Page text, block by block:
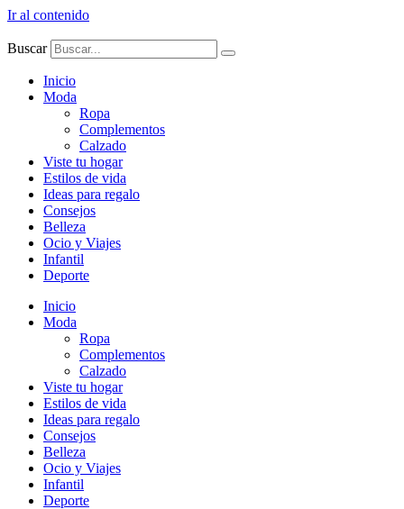
Ir al contenido
Buscar
Inicio
Moda
Ropa
Complementos
Calzado
Viste tu hogar
Estilos de vida
Ideas para regalo
Consejos
Belleza
Ocio y Viajes
Infantil
Deporte
Inicio
Moda
Ropa
Complementos
Calzado
Viste tu hogar
Estilos de vida
Ideas para regalo
Consejos
Belleza
Ocio y Viajes
Infantil
Deporte